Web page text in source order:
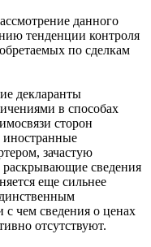
данного
тенденции контроля
по сделкам
декларанты
в способах
сторон
иностранные
зачастую
раскрывающие сведения
еще сильнее
чем сведения о ценах
отсутствуют.